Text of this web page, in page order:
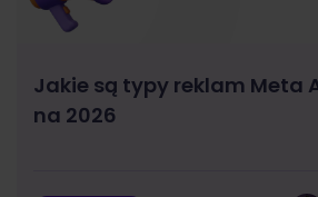
Jakie są typy reklam Meta
na 2026